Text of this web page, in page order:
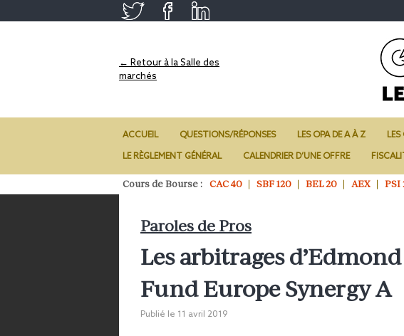
← Retour à la Salle des
marchés
ACCUEIL QUESTIONS/RÉPONSES LES OPA DE A À Z LES
LE RÈGLEMENT GÉNÉRAL CALENDRIER D’UNE OFFRE
Cours de Bourse : CAC 40 SBF 120 BEL 20 AEX PSI
Paroles de Pros
Les arbitrages
Fund Europe Synergy A
Publié le 11 avril 2019